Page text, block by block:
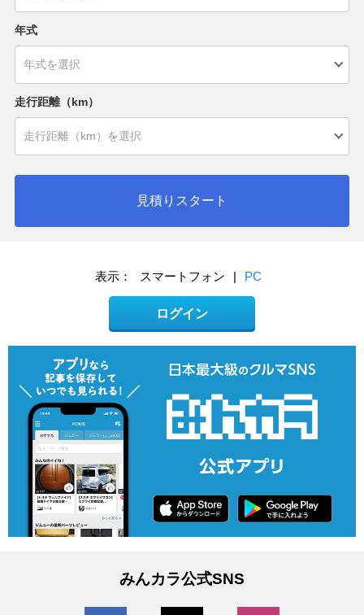
年式
走行距離（km）
見積りスタート
表示： スマートフォン | PC
ログイン
みんカラ公式SNS